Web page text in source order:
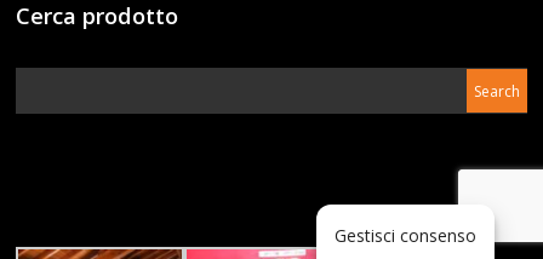
Cerca prodotto
Gestisci consenso